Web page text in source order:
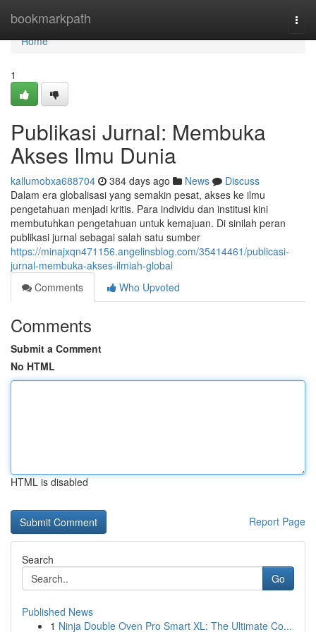
bookmarkpath
Home
Home
1
Publikasi Jurnal: Membuka
Akses Ilmu Dunia
kallumobxa688704 384 days ago News
Discuss
Dalam era globalisasi yang semakin pesat, akses ke ilmu
pengetahuan menjadi kritis. Para individu dan institusi kini
membutuhkan pengetahuan untuk kemajuan. Di sinilah peran
publikasi jurnal sebagai salah satu sumber
https://minajxqn471156.angelinsblog.com/35414461/publicasi-
jurnal-membuka-akses-ilmiah-global
Comments
Who Upvoted
Comments
Submit a Comment
No HTML
HTML is disabled
Report Page
Search
Go
Published News
1 Ninja Double Oven Pro Smart XL: The Ultimate Co...